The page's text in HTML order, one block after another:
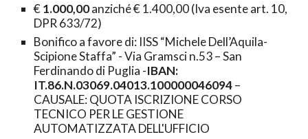
€1.000,00anziché€ 1.400,00 (Iva esente art. 10,
DPR 633/72)
Bonifico a favore di: IISS “Michele Dell’Aquila-
Scipione Staffa” - Via Gramsci n.53 – San
Ferdinando di Puglia -IBAN:
IT.86.N.03069.04013.100000046094–
CAUSALE: QUOTA ISCRIZIONE CORSO
TECNICO PER LE GESTIONE
AUTOMATIZZATA DELL'UFFICIO